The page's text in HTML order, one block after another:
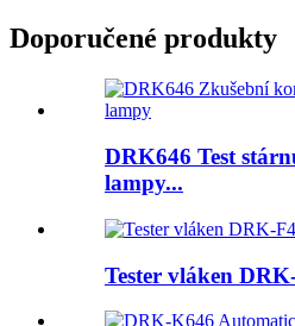
Doporučené produkty
DRK646 Test
lampy...
Tester vláken